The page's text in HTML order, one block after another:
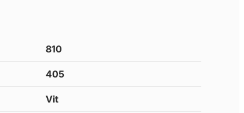
810
405
Vit